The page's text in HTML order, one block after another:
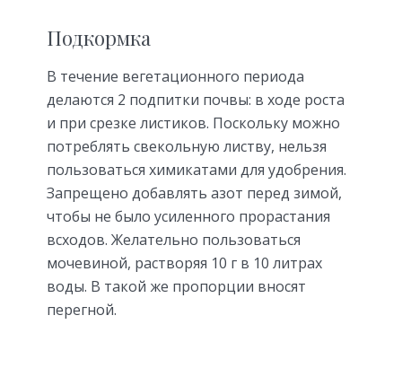
Подкормка
В течение вегетационного периода
делаются 2 подпитки почвы: в ходе роста
и при срезке листиков. Поскольку можно
потреблять свекольную листву, нельзя
пользоваться химикатами для удобрения.
Запрещено добавлять азот перед зимой,
чтобы не было усиленного прорастания
всходов. Желательно пользоваться
мочевиной, растворяя 10 г в 10 литрах
воды. В такой же пропорции вносят
перегной.